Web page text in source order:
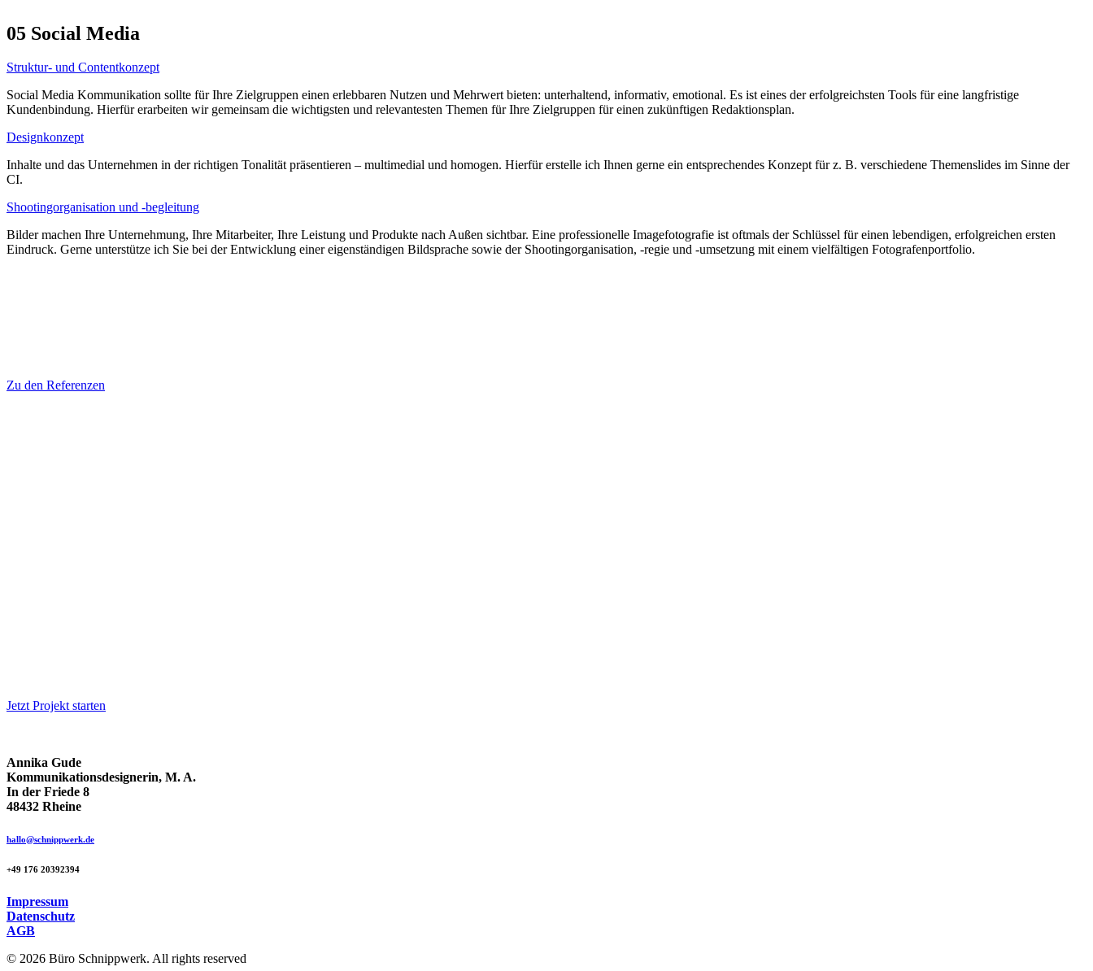
05 Social Media
Struktur- und Contentkonzept
Social Media Kommunikation sollte für Ihre Zielgruppen einen erlebbaren Nutzen und Mehrwert bieten: unterhaltend, informativ, emotional. Es ist eines der erfolgreichsten Tools für eine langfristige
Kundenbindung. Hierfür erarbeiten wir gemeinsam die wichtigsten und relevantesten Themen für Ihre Zielgruppen für einen zukünftigen Redaktionsplan.
Designkonzept
Inhalte und das Unternehmen in der richtigen Tonalität präsentieren – multimedial und homogen. Hierfür erstelle ich Ihnen gerne ein entsprechendes Konzept für z. B. verschiedene Themenslides im Sinne der
CI.
Shootingorganisation und -begleitung
Bilder machen Ihre Unternehmung, Ihre Mitarbeiter, Ihre Leistung und Produkte nach Außen sichtbar. Eine professionelle Imagefotografie ist oftmals der Schlüssel für einen lebendigen, erfolgreichen ersten
Eindruck. Gerne unterstütze ich Sie bei der Entwicklung einer eigenständigen Bildsprache sowie der Shootingorganisation, -regie und -umsetzung mit einem vielfältigen Fotografenportfolio.
Zu den Referenzen
Jetzt Projekt starten
Annika Gude
Kommunikationsdesignerin, M. A.
In der Friede 8
48432 Rheine
hallo@schnippwerk.de
+49 176 20392394
Impressum
Datenschutz
AGB
© 2026 Büro Schnippwerk. All rights reserved